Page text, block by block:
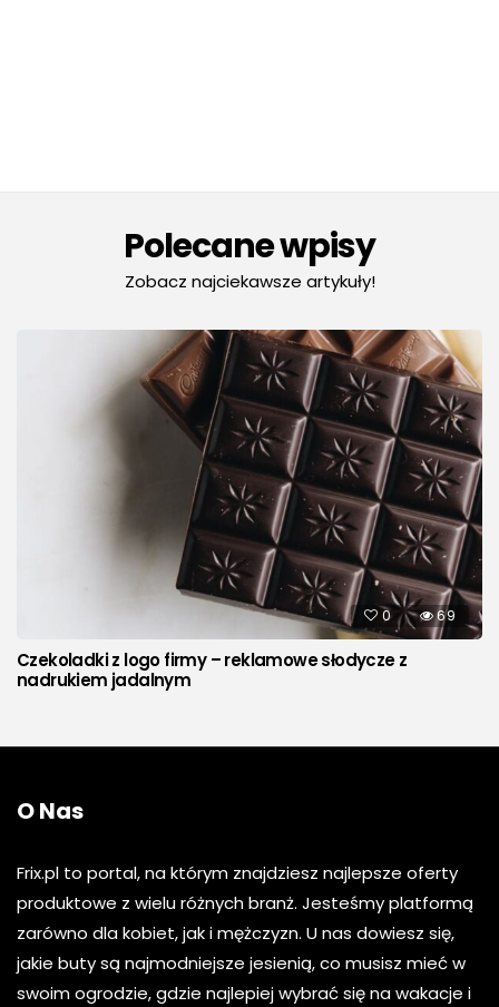
Polecane wpisy
Zobacz najciekawsze artykuły!
0 69
Czekoladki z logo firmy – reklamowe słodycze z
nadrukiem jadalnym
O Nas
Frix.pl to portal, na którym znajdziesz najlepsze oferty
produktowe z wielu różnych branż. Jesteśmy platformą
zarówno dla kobiet, jak i mężczyzn. U nas dowiesz się,
jakie buty są najmodniejsze jesienią, co musisz mieć w
swoim ogrodzie, gdzie najlepiej wybrać się na wakacje i